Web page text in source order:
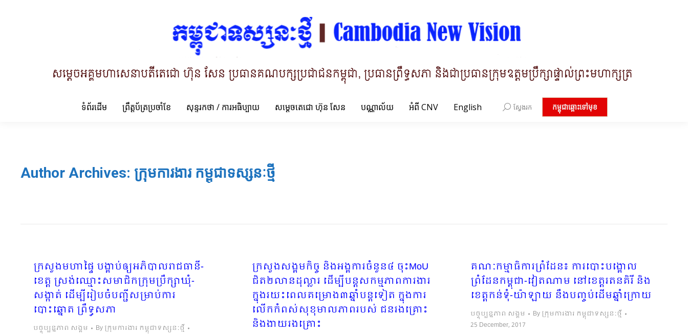
ទំព័រដើម ព្រឹត្តប័ត្រប្រចាំខែ សុន្ទរកថា / ការអធិប្បាយ សម្តេចតេជោ ហ៊ុន សែន បណ្ណាល័យ អំពី CNV English Search:
ស្វែងរក កម្ពុជាឆ្ពោះទៅមុខ
Author Archives: ក្រុមការងារ កម្ពុជាទស្សនៈថ្មី
ក្រសួងមហាផ្ទៃ បង្គាប់ឲ្យអភិបាលរាជធានី-
ខេត្ត ស្រង់ឈ្មោះសមាជិកក្រុមប្រឹក្សាឃុំ-
សង្កាត់ ដើម្បីរៀបចំបញ្ជីសម្រាប់ការ
បោះឆ្នោត ព្រឹទ្ធសភា
បច្ចុប្បន្នភាព សង្គម By ក្រុមការងារ កម្ពុជាទស្សនៈថ្មី
ក្រសួងសង្គមកិច្ច និងអង្គការចំនួន៤ ចុះMoU
ជិត២លានដុល្លារ ដើម្បីបន្តសកម្មភាពការងារ
ក្នុងរយះពេលគម្រោង៣ឆ្នាំបន្តទៀត ក្នុងការ
លើកកំពស់សុខុមាលភាពរបស់ ជនរងគ្រោះ
និងងាយរងគ្រោះ
គណៈកម្មាធិការព្រំដែន៖ ការបោះបង្គោល
ព្រំដែនកម្ពុជា-វៀតណាម នៅខេត្តរតនគិរី និង
ខេត្តកន់ទុំ-យ៉ាឡាយ នឹងបញ្ចប់ដើមឆ្នាំក្រោយ
បច្ចុប្បន្នភាព សង្គម By ក្រុមការងារ កម្ពុជាទស្សនៈថ្មី
25 December, 2017